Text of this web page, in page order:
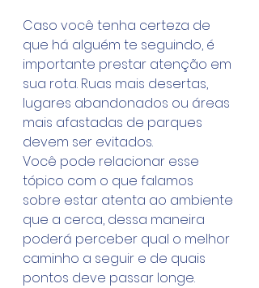
Caso você tenha certeza de
que há alguém te seguindo, é
importante prestar atenção em
sua rota. Ruas mais desertas,
lugares abandonados ou áreas
mais afastadas de parques
devem ser evitados.
Você pode relacionar esse
tópico com o que falamos
sobre estar atenta ao ambiente
que a cerca, dessa maneira
poderá perceber qual o melhor
caminho a seguir e de quais
pontos deve passar longe.